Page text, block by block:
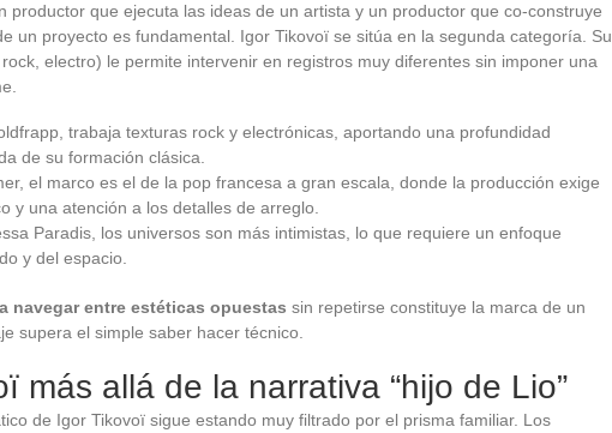
productor que ejecuta las ideas de un artista y un productor que co-construye
un proyecto es fundamental. Igor Tikovoï se sitúa en la segunda categoría. Su
electro) le permite intervenir en registros muy diferentes sin imponer una
trabaja texturas rock y electrónicas, aportando una profundidad
de su formación clásica.
el marco es el de la pop francesa a gran escala, donde la producción exige
y una atención a los detalles de arreglo.
Paradis, los universos son más intimistas, lo que requiere un enfoque
y del espacio.
navegar entre estéticas opuestas sin repetirse constituye la marca de un
supera el simple saber hacer técnico.
más allá de la narrativa “hijo de Lio”
de Igor Tikovoï sigue estando muy filtrado por el prisma familiar. Los